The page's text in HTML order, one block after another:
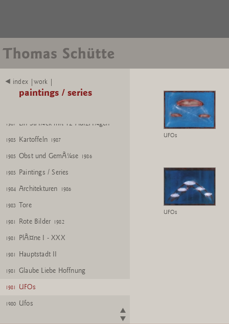
index |work |
paintings / series
Die Fremden
1987 Ein StÃ¼ck mit 12 AufzÃ¼gen
1985 Kartoffeln 1987
1985 Obst und GemÃ¼se 1986
1985 Paintings / Series
1984 Architekturen 1986
1983 Tore
1981 Rote Bilder 1982
1981 PlÃ¤ne I - XXX
1981 Hauptstadt II
1981 Glaube Liebe Hoffnung
1981 UFOs
1980 Ufos
UFOs
UFOs